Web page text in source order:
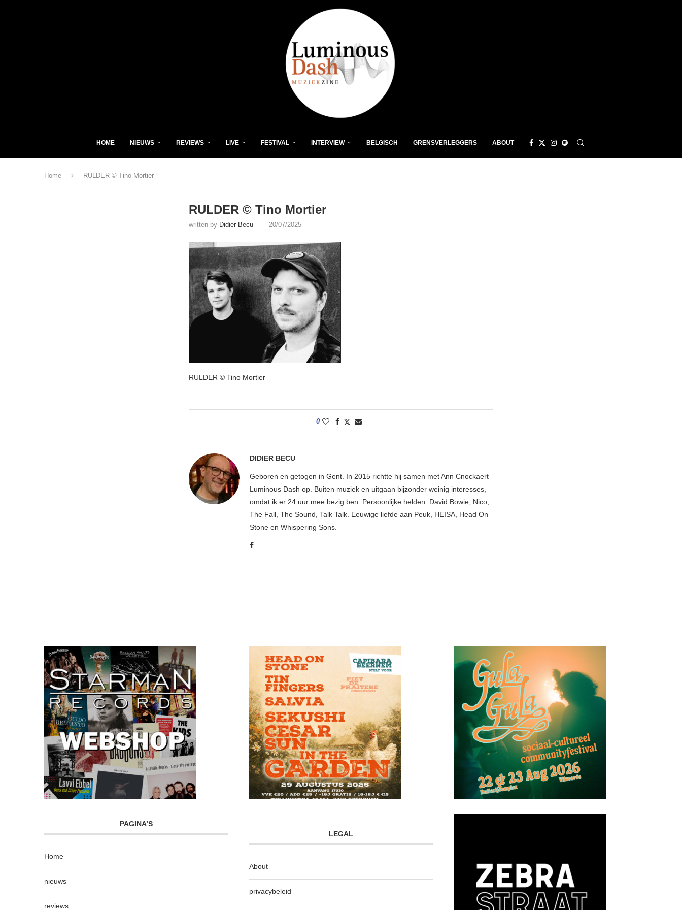
HOME NIEUWS REVIEWS LIVE FESTIVAL INTERVIEW BELGISCH GRENSVERLEGGERS ABOUT
Home RULDER © Tino Mortier
RULDER © Tino Mortier
written by Didier Becu 20/07/2025
RULDER © Tino Mortier
0
DIDIER BECU
Geboren en getogen in Gent. In 2015 richtte hij samen met Ann Cnockaert
Luminous Dash op. Buiten muziek en uitgaan bijzonder weinig interesses,
omdat ik er 24 uur mee bezig ben. Persoonlijke helden: David Bowie, Nico,
The Fall, The Sound, Talk Talk. Eeuwige liefde aan Peuk, HEISA, Head On
Stone en Whispering Sons.
PAGINA’S
Home
nieuws
reviews
LEGAL
About
privacybeleid